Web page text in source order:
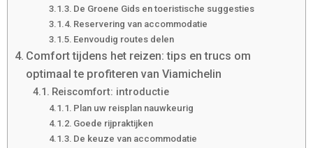
De Groene Gids en toeristische suggesties
Reservering van accommodatie
Eenvoudig routes delen
Comfort tijdens het reizen: tips en trucs om
optimaal te profiteren van Viamichelin
Reiscomfort: introductie
Plan uw reisplan nauwkeurig
Goede rijpraktijken
De keuze van accommodatie